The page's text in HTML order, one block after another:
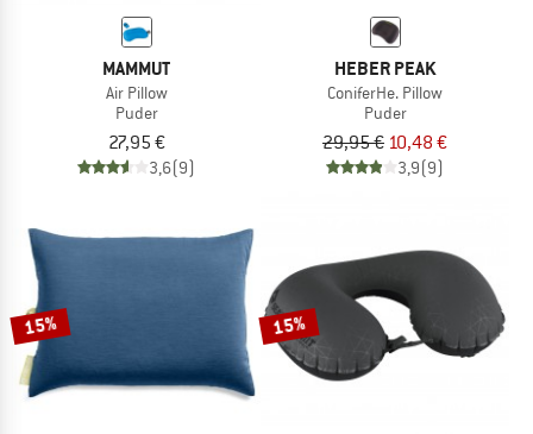
MAMMUT
Air Pillow
Puder
27,95 €
3,6(9)
HEBER PEAK
ConiferHe. Pillow
Puder
29,95 € 10,48 €
3,9(9)
15% 15%